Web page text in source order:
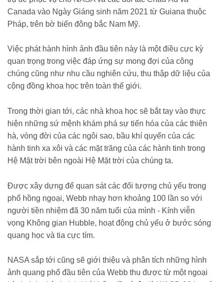
Canada vào Ngày Giáng sinh năm 2021 từ Guiana thuộc
Pháp, trên bờ biển đông bắc Nam Mỹ.
Việc phát hành hình ảnh đầu tiên này là một điều cực kỳ
quan trọng trong việc đáp ứng sự mong đợi của công
chúng cũng như nhu cầu nghiên cứu, thu thập dữ liệu của
cộng đồng khoa học trên toàn thế giới.
Trong thời gian tới, các nhà khoa học sẽ bắt tay vào thực
hiện những sứ mệnh khám phá sự tiến hóa của các thiên
hà, vòng đời của các ngôi sao, bầu khí quyển của các
hành tinh xa xôi và các mặt trăng của các hành tinh trong
Hệ Mặt trời bên ngoài Hệ Mặt trời của chúng ta.
Được xây dựng để quan sát các đối tượng chủ yếu trong
phổ hồng ngoại, Webb nhạy hơn khoảng 100 lần so với
người tiền nhiệm đã 30 năm tuổi của mình - Kính viễn
vọng Không gian Hubble, hoạt động chủ yếu ở bước sóng
quang học và tia cực tím.
NASA sắp tới cũng sẽ giới thiệu và phân tích những hình
ảnh quang phổ đầu tiên của Webb thu được từ một ngoại